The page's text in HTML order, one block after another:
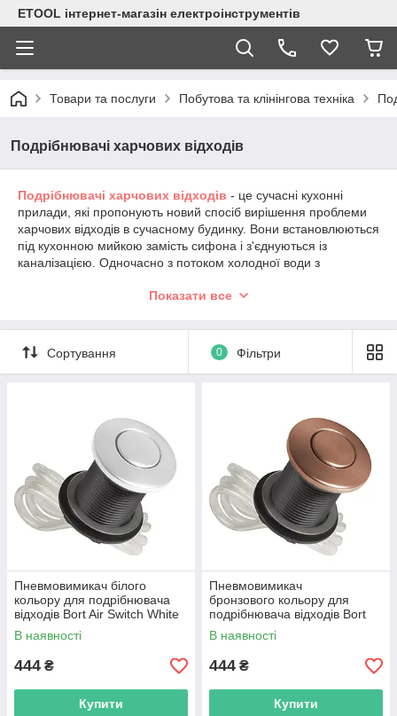
ETOOL інтернет-магазін електроінструментів
Товари та послуги Побутова та клінінгова техніка
Подрібнювачі харчових відходів
Подрібнювачі харчових відходів - це сучасні кухонні
прилади, які пропонують новий спосіб вирішення проблеми
харчових відходів в сучасному будинку. Вони встановлюються
під кухонною мийкою замість сифона і з'єднуються із
каналізацією. Одночасно з потоком холодної води з
харчових відходів включається натисненням кнопки. За
харчові відходи до найдрібніших частинок, які з камери
подрібнення змиваються потоком води в каналізаційну
систему.
використанням. Діспоузер в рази зменшує ймовірність
засмічення труб, розвантажує ваше відро для сміття, принцип
його роботи заснований на самоочищенні.
Показати все
Сортування 0 Фільтри
Пневмовимикач білого
кольору для подрібнювача
відходів Bort Air Switch White
В наявності
444 ₴
Купити
Пневмовимикач
бронзового кольору для
подрібнювача відходів Bort
Air Switch Bronze
В наявності
444 ₴
Купити